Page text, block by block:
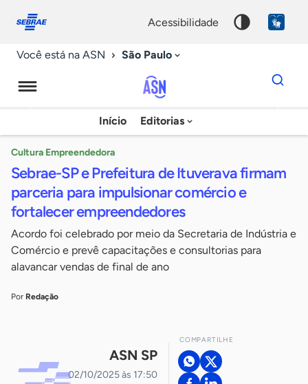
conosco
acessibilidade
Você está na ASN São Paulo
Agência
Sebrae
Notícias
Início Editorias
Dados
para
chave
Cultura Empreendedora
Sebrae-SP e Prefeitura de Ituverava firmam
parceria para impulsionar comércio e
fortalecer empreendedores
Acordo foi celebrado por meio da Secretaria de Indústria e
Comércio e prevê capacitações e consultorias para
alavancar vendas de final de ano
Por Redação
ASN SP
02/10/2025 às 17:50
COMPARTILHE